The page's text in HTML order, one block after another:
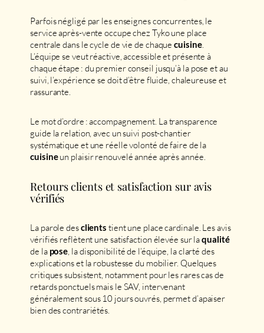
Parfois négligé par les enseignes concurrentes, le
service après-vente occupe chez Tyko une place
centrale dans le cycle de vie de chaquecuisine.
L’équipe se veut réactive, accessible et présente à
chaque étape : du premier conseil jusqu’à la pose et au
suivi, l’expérience se doit d’être fluide, chaleureuse et
rassurante.
Le mot d’ordre : accompagnement. La transparence
guide la relation, avec un suivi post-chantier
systématique et une réelle volonté de faire de la
cuisineun plaisir renouvelé année après année.
Retours clients et satisfaction sur avis
vérifiés
La parole desclients tient une place cardinale. Les avis
vérifiés reflètent une satisfaction élevée sur laqualité
de la pose , la disponibilité de l’équipe, la clarté des
explications et la robustesse du mobilier. Quelques
critiques subsistent, notamment pour les rares cas de
retards ponctuels mais le SAV, intervenant
généralement sous 10 jours ouvrés, permet d’apaiser
bien des contrariétés.